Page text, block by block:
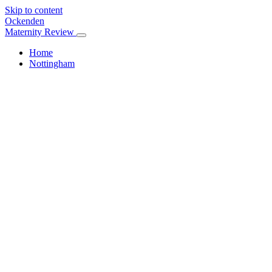
Skip to content
Ockenden
Maternity Review
Home
Nottingham